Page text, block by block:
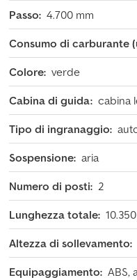
Passo: 4.700 mm
Consumo di carburante
Colore: verde
Cabina di guida: cabina
Tipo di ingranaggio:
Sospensione: aria
Numero di posti: 2
Lunghezza totale:
Altezza di sollevamento:
Equipaggiamento: ABS,